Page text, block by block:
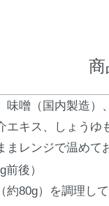
商
味噌（国内製造
エキス、しょうゆ
レンジで温めて
後）
80g）を調理して